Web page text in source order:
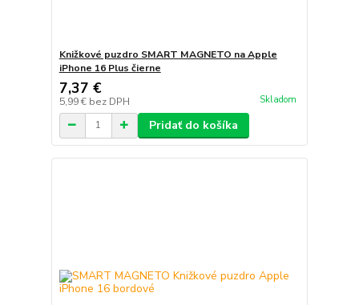
Knižkové puzdro SMART MAGNETO na Apple
iPhone 16 Plus čierne
7,37 €
5,99 € bez DPH Skladom
Pridať do košíka